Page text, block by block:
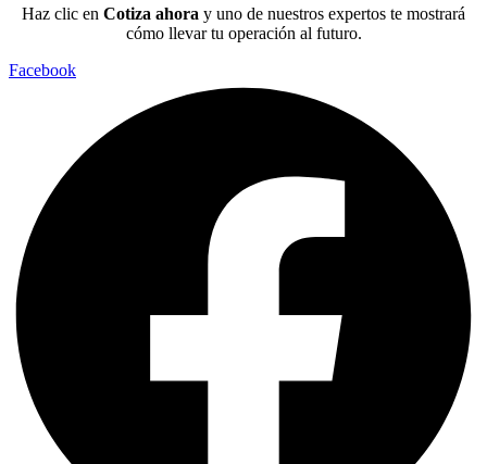
Haz clic en Cotiza ahora y uno de nuestros expertos te mostrará
cómo llevar tu operación al futuro.
Facebook